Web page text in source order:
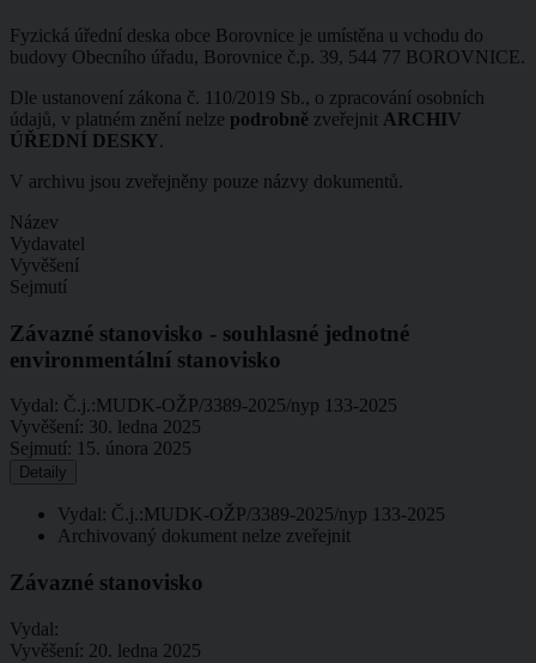
Fyzická úřední deska obce Borovnice je umístěna u vchodu do
budovy Obecního úřadu, Borovnice č.p. 39, 544 77 BOROVNICE.
Dle ustanovení zákona č. 110/2019 Sb., o zpracování osobních
údajů, v platném znění nelze podrobně zveřejnit ARCHIV
ÚŘEDNÍ DESKY.
V archivu jsou zveřejněny pouze názvy dokumentů.
Název
Vydavatel
Vyvěšení
Sejmutí
Závazné stanovisko - souhlasné jednotné
environmentální stanovisko
Vydal: Č.j.:MUDK-OŽP/3389-2025/nyp 133-2025
Vyvěšení: 30. ledna 2025
Sejmutí: 15. února 2025
Detaily
Vydal: Č.j.:MUDK-OŽP/3389-2025/nyp 133-2025
Archivovaný dokument nelze zveřejnit
Závazné stanovisko
Vydal:
Vyvěšení: 20. ledna 2025